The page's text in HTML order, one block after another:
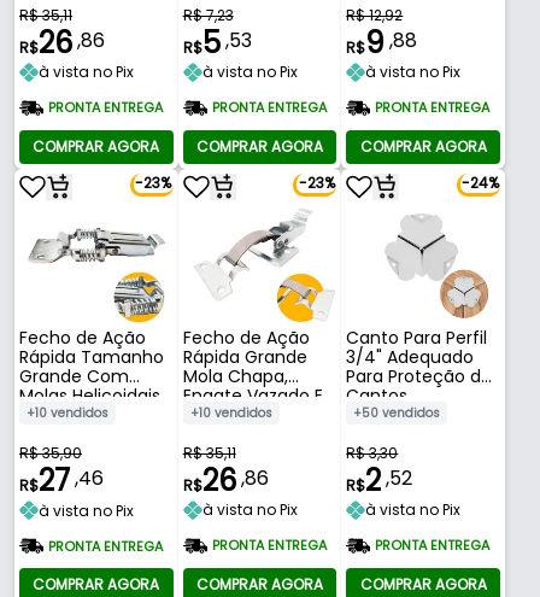
R$ 35,11
R$26,86
à vista no Pix
PRONTA ENTREGA
COMPRAR AGORA
R$ 7,23
R$5,53
à vista no Pix
PRONTA ENTREGA
COMPRAR AGORA
R$ 12,92
R$9 ,88
à vista no Pix
PRONTA ENTREGA
COMPRAR AGORA
-23%
Fecho de Ação
Rápida Tamanho
Grande Com
Molas Helicoidais
Laterais 126 Mm
+10 vendidos
R$ 35,90
R$27,46
à vista no Pix
PRONTA ENTREGA
COMPRAR AGORA
-23%
Fecho de Ação
Rápida Grande
Mola Chapa,
Engate Vazado E
Base Fixa 122 Mm
+10 vendidos
R$ 35,11
R$26,86
à vista no Pix
PRONTA ENTREGA
COMPRAR AGORA
-24%
Canto Para Perfil
3/4" Adequado
Para Proteção de
Cantos
+50 vendidos
R$ 3,30
R$2,52
à vista no Pix
PRONTA ENTREGA
COMPRAR AGORA